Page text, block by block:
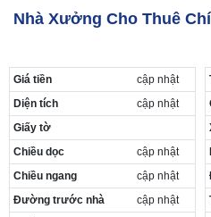
Nhà Xưởng Cho Thuê
Giá tiền
cập nhật
Diện tích
cập nhật
Giấy tờ
Chiều dọc
cập nhật
Chiều ngang
cập nhật
Đường trước nhà
cập nhật